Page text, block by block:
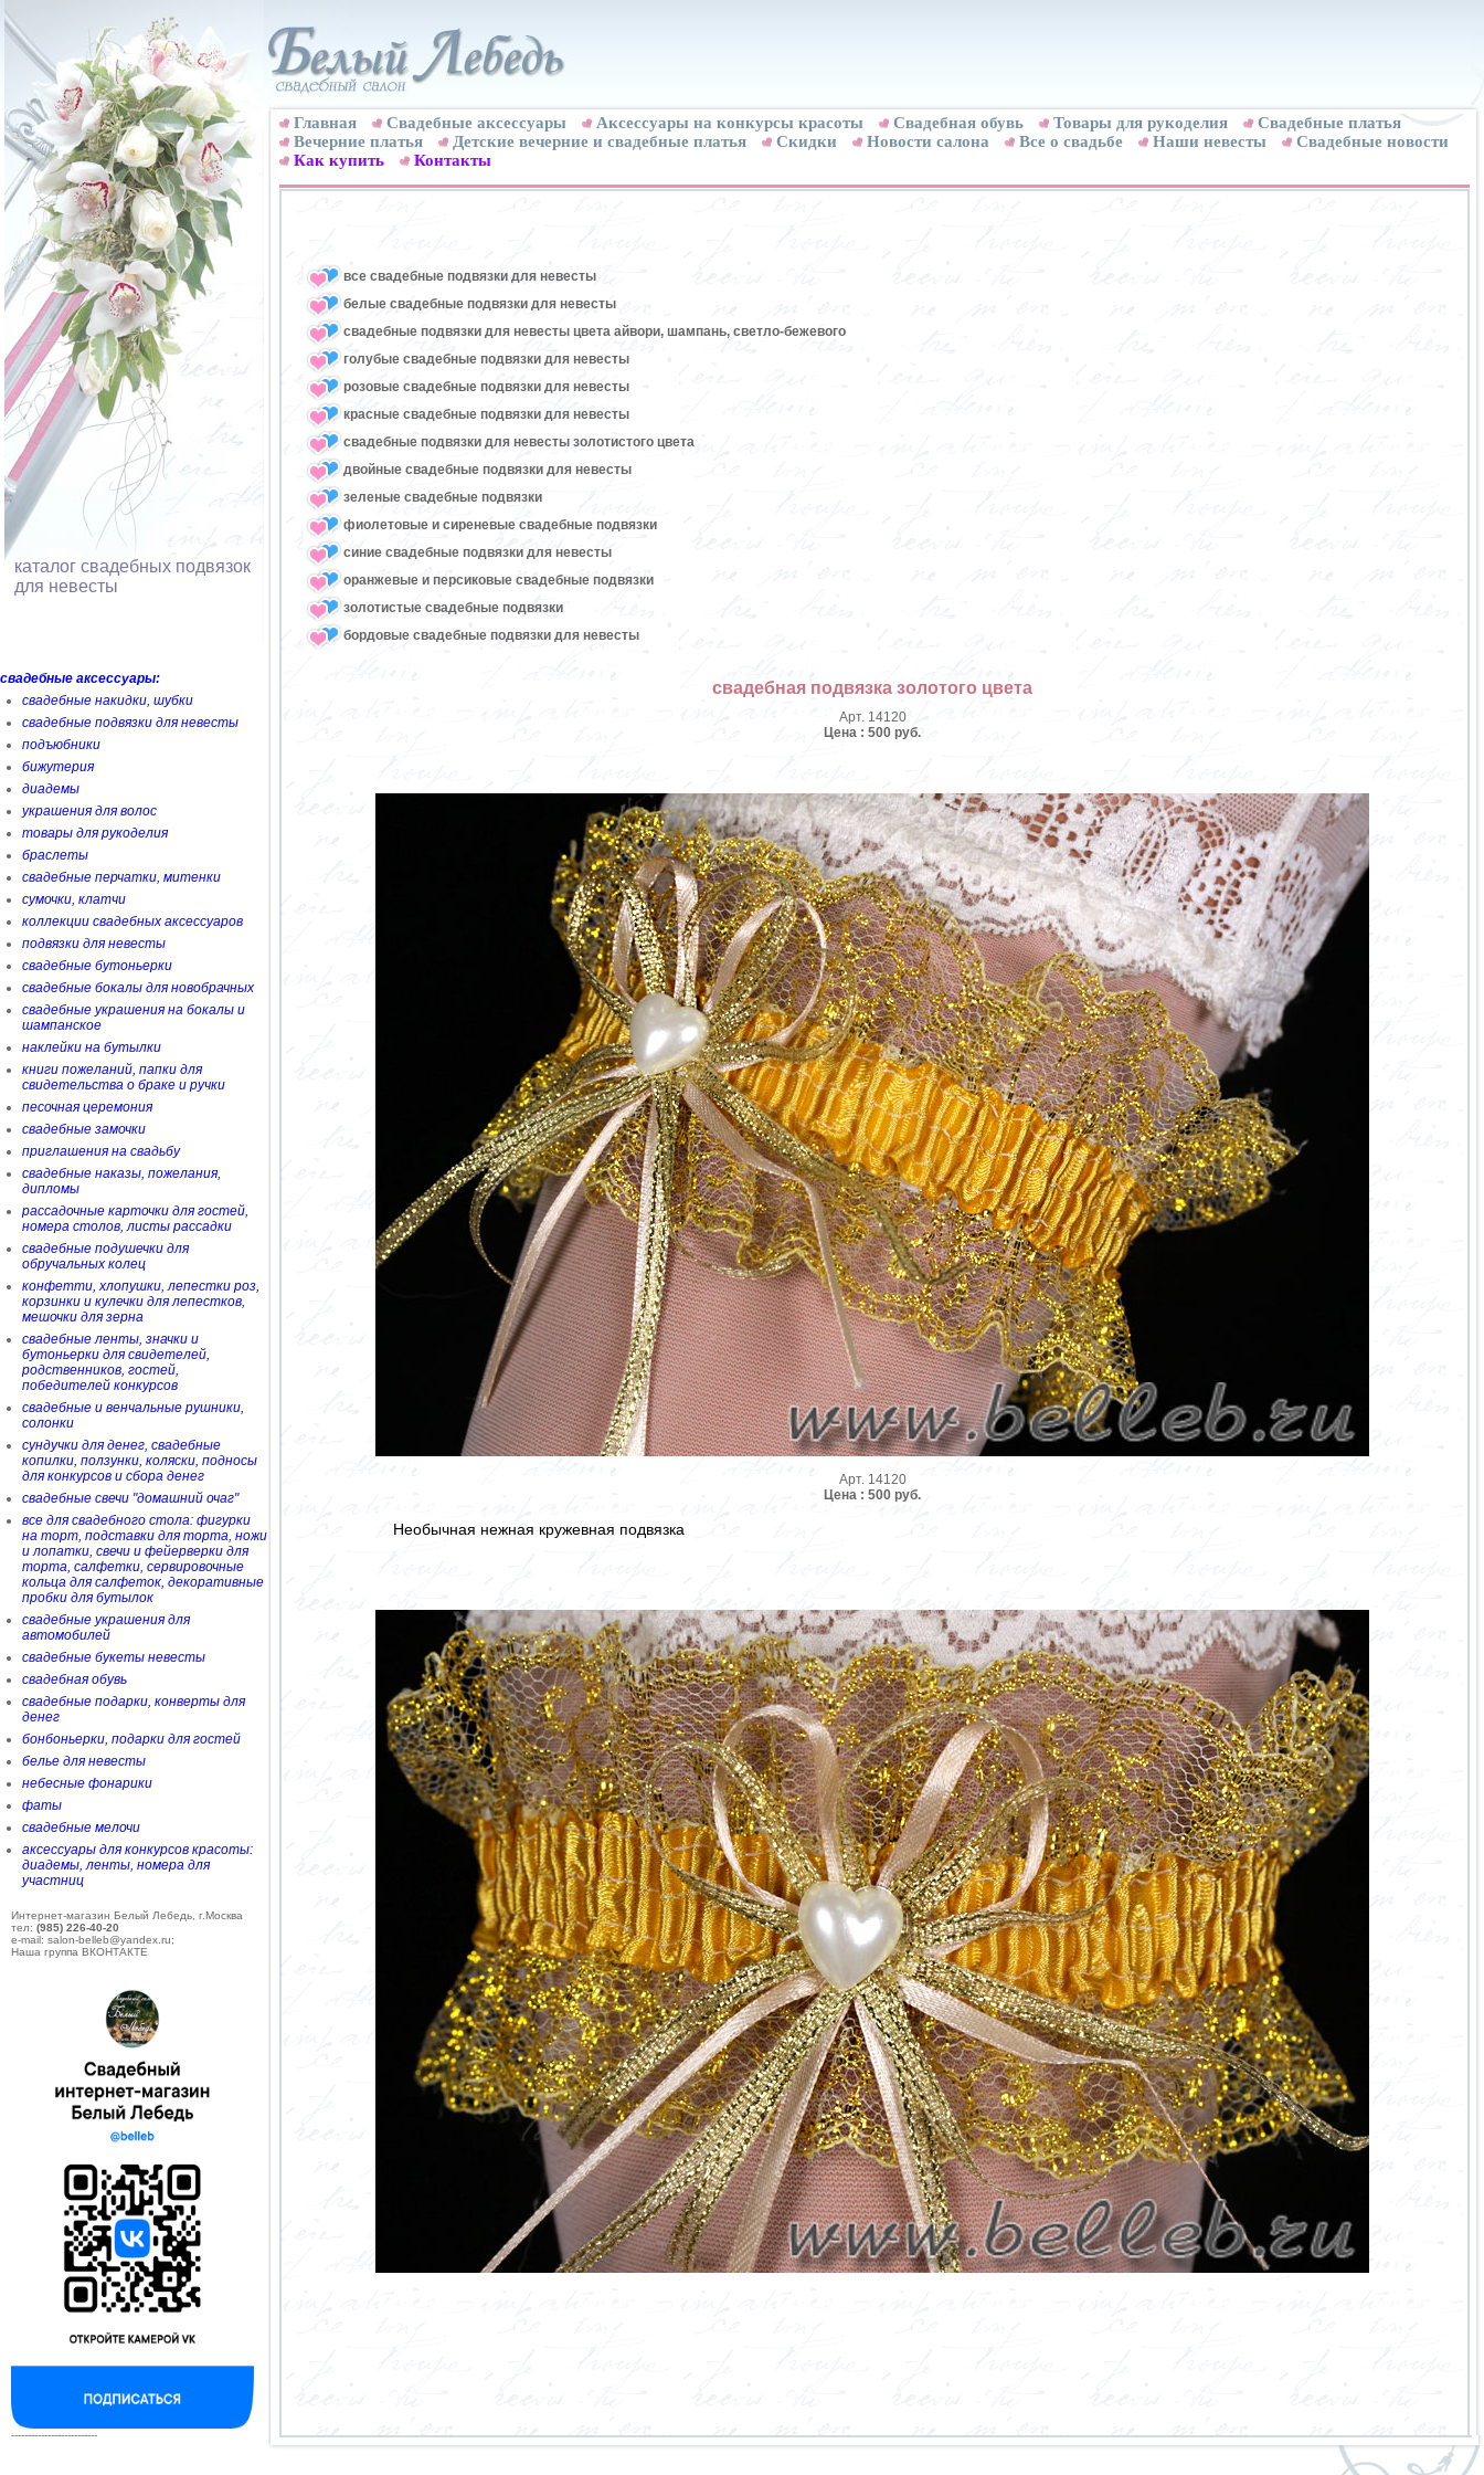
каталог свадебных подвязок
для невесты
свадебные аксессуары:
свадебные накидки, шубки
свадебные подвязки для невесты
подъюбники
бижутерия
диадемы
украшения для волос
товары для рукоделия
браслеты
свадебные перчатки, митенки
сумочки, клатчи
коллекции свадебных аксессуаров
подвязки для невесты
свадебные бутоньерки
свадебные бокалы для новобрачных
свадебные украшения на бокалы и
шампанское
наклейки на бутылки
книги пожеланий, папки для
свидетельства о браке и ручки
песочная церемония
свадебные замочки
приглашения на свадьбу
свадебные наказы, пожелания,
дипломы
рассадочные карточки для гостей,
номера столов, листы рассадки
свадебные подушечки для
обручальных колец
конфетти, хлопушки, лепестки роз,
корзинки и кулечки для лепестков,
мешочки для зерна
свадебные ленты, значки и
бутоньерки для свидетелей,
родственников, гостей,
победителей конкурсов
свадебные и венчальные рушники,
солонки
сундучки для денег, свадебные
копилки, ползунки, коляски, подносы
для конкурсов и сбора денег
свадебные свечи "домашний очаг"
все для свадебного стола: фигурки
на торт, подставки для торта, ножи
и лопатки, свечи и фейерверки для
торта, салфетки, сервировочные
кольца для салфеток, декоративные
пробки для бутылок
свадебные украшения для
автомобилей
свадебные букеты невесты
свадебная обувь
свадебные подарки, конверты для
денег
бонбоньерки, подарки для гостей
белье для невесты
небесные фонарики
фаты
свадебные мелочи
аксессуары для конкурсов красоты:
диадемы, ленты, номера для
участниц
Интернет-магазин Белый Лебедь, г.Москва
тел: (985) 226-40-20
e-mail: salon-belleb@yandex.ru;
Наша группа ВКОНТАКТЕ
--------------------------
Главная Свадебные аксессуары Аксессуары на конкурсы красоты Свадебная обувь Товары для рукоделия
Cвадебные платья
Вечерние платья
Детские вечерние и свадебные платья Скидки Новости салона Все о свадьбе Наши невесты
Свадебные новости
Как купить
Контакты
все свадебные подвязки для невесты
белые свадебные подвязки для невесты
свадебные подвязки для невесты цвета айвори, шампань, светло-бежевого
голубые свадебные подвязки для невесты
розовые свадебные подвязки для невесты
красные свадебные подвязки для невесты
свадебные подвязки для невесты золотистого цвета
двойные свадебные подвязки для невесты
зеленые свадебные подвязки
фиолетовые и сиреневые свадебные подвязки
синие свадебные подвязки для невесты
оранжевые и персиковые свадебные подвязки
золотистые свадебные подвязки
бордовые свадебные подвязки для невесты
свадебная подвязка золотого цвета
Арт. 14120
Цена : 500 руб.
Арт. 14120
Цена : 500 руб.
Необычная нежная кружевная подвязка